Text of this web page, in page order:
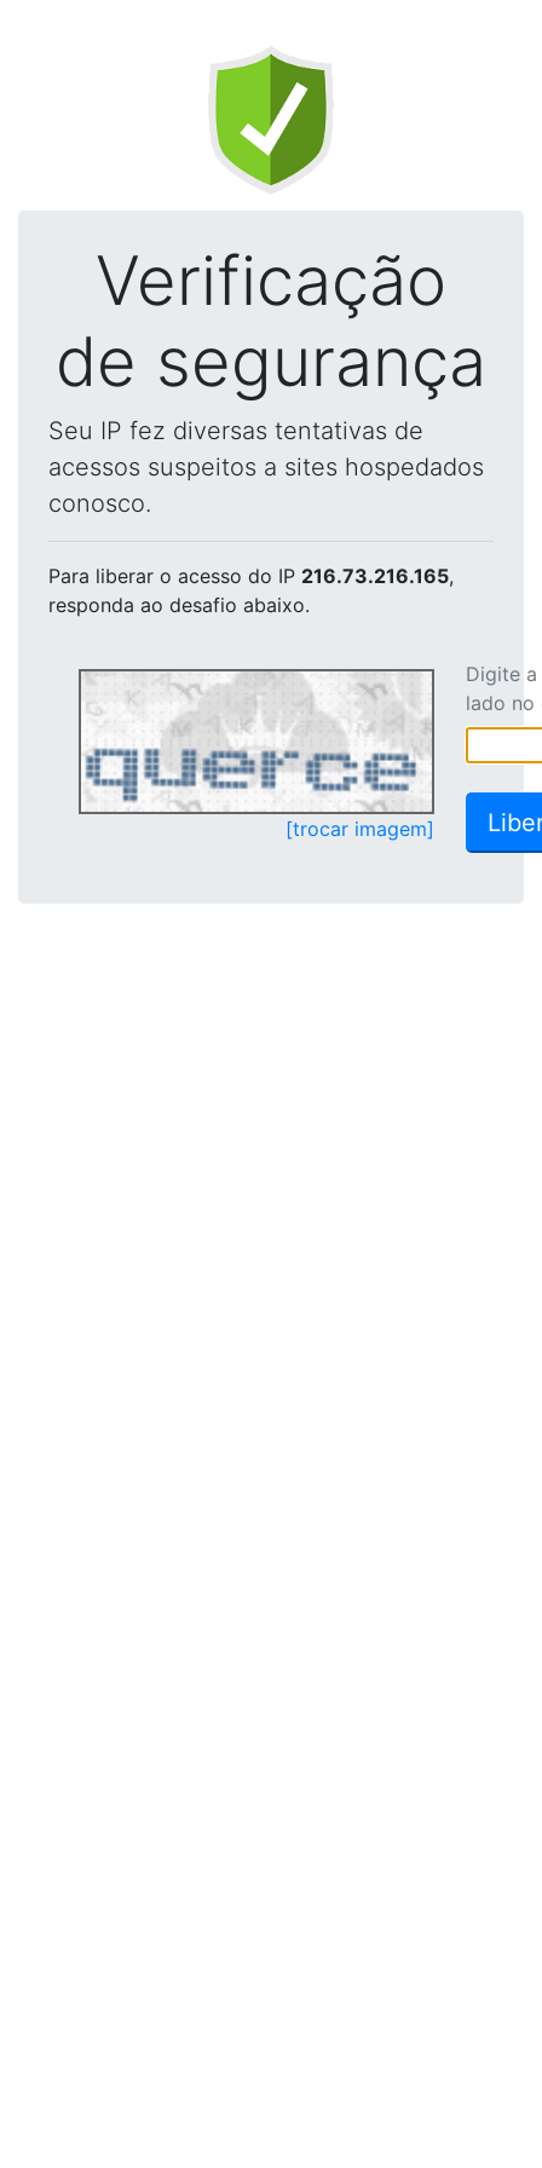
Verificação
de segurança
Seu IP fez diversas tentativas de
acessos suspeitos a sites hospedados
conosco.
Para liberar o acesso do IP 216.73.216.165,
responda ao desafio abaixo.
[trocar imagem]
Digite
lado no